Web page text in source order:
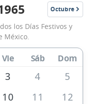
Octubre
1965
los Días Festivos y
México.
Vie Sáb Dom
3 4
5
10 11
12